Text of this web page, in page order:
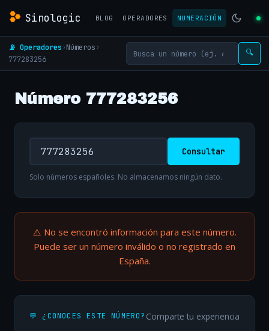
Sinologic BLOG OPERADORES NUMERACIÓN
📡 Operadores›Números›
777283256
🔍
Número 777283256
Consultar
Solo números españoles. No almacenamos ningún dato.
⚠️ No se encontró información para este número.
Puede ser un número inválido o no registrado en
España.
💬 ¿CONOCES ESTE NÚMERO? Comparte tu experiencia